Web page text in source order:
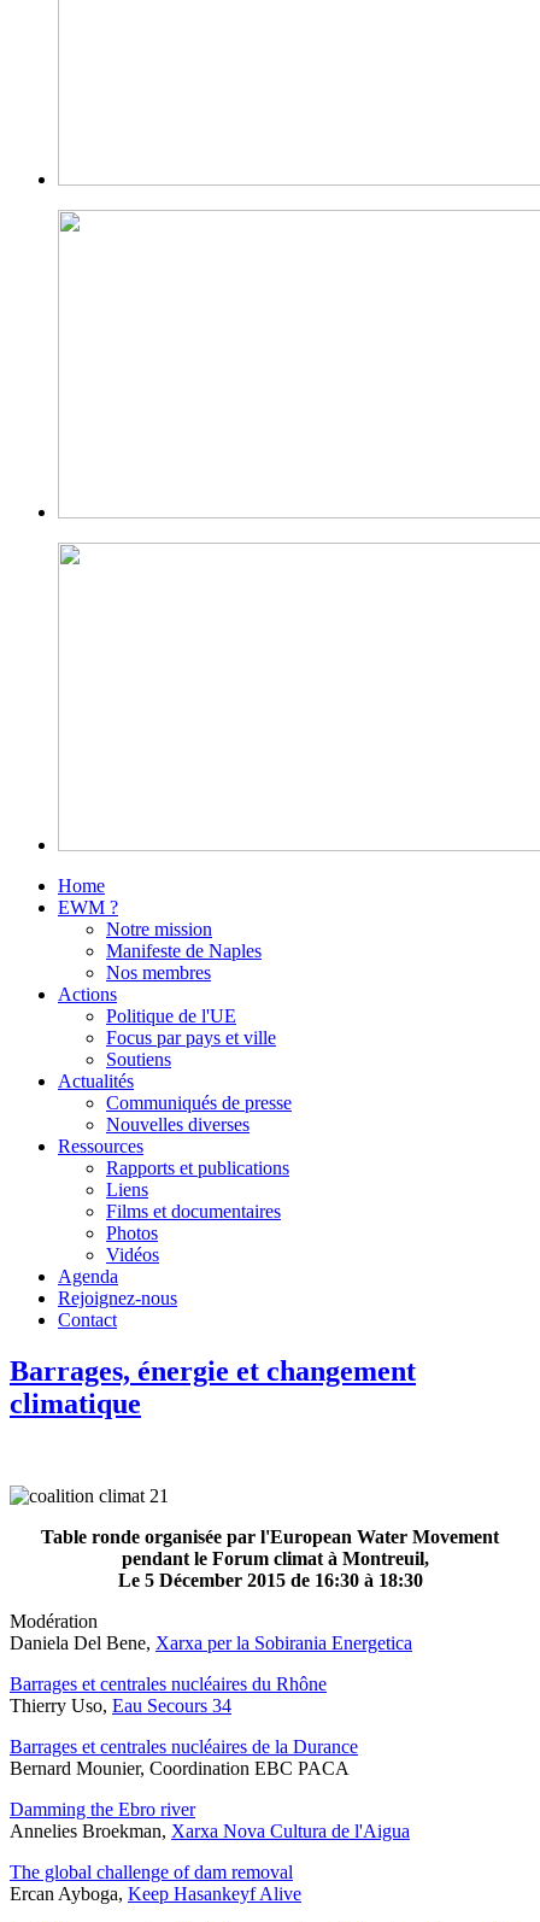
Home
EWM ?
Notre mission
Manifeste de Naples
Nos membres
Actions
Politique de l'UE
Focus par pays et ville
Soutiens
Actualités
Communiqués de presse
Nouvelles diverses
Ressources
Rapports et publications
Liens
Films et documentaires
Photos
Vidéos
Agenda
Rejoignez-nous
Contact
Barrages, énergie et changement
climatique
Table ronde organisée par l'European Water Movement
pendant le Forum climat à Montreuil,
Le 5 Décember 2015de16:30 à 18:30
Modération
Daniela Del Bene, Xarxa per la Sobirania Energetica
Barrages et centrales nucléaires du Rhône
Thierry Uso, Eau Secours 34
Barrages et centrales nucléaires de la Durance
Bernard Mounier, Coordination EBC PACA
Damming the Ebro river
Annelies Broekman, Xarxa Nova Cultura de l'Aigua
The global challenge of dam removal
Ercan Ayboga, Keep Hasankeyf Alive